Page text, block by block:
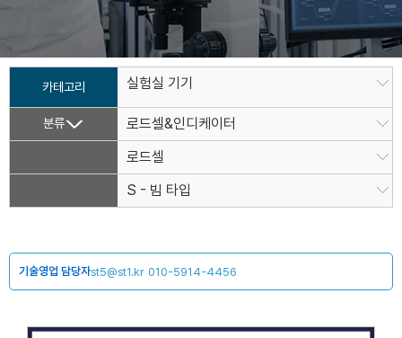
카테고리 실험실 기기
분류
로드셀&인디케이터
로드셀
S - 빔 타입
기술영업 담당자st5@st1.kr 010-5914-4456